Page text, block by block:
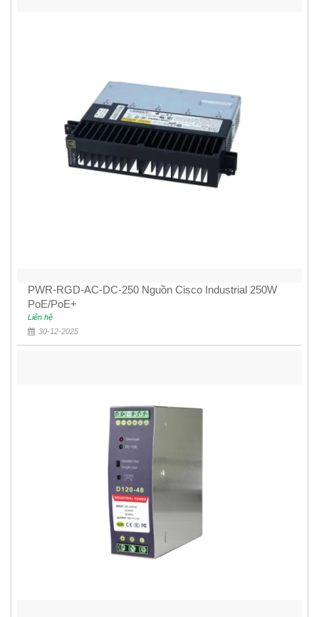
PWR-RGD-AC-DC-250 Nguồn Cisco Industrial 250W
PoE/PoE+
Liên hệ
30-12-2025